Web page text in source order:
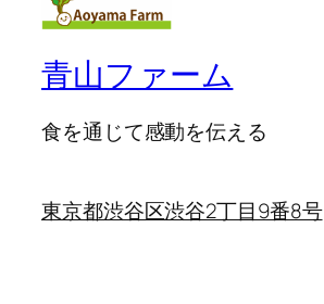
青山ファーム
食を通じて感動を伝える
東京都渋谷区渋谷2丁目9番8号